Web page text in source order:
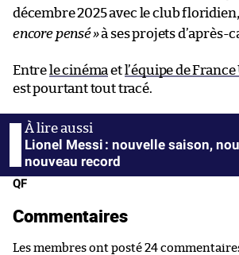
décembre 2025 avec le club floridien,
encore pensé»à ses projets d’après-
Entre le cinéma et l’équipe de France
est pourtant tout tracé.
Lionel Messi : nouvelle saison,
nouveau record
QF
Commentaires
Les membres ont posté 24